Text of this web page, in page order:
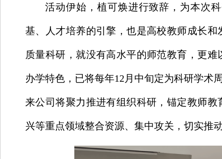
活动伊始，植可焕进行致辞，为本次
基、人才培养的引擎，也是高校教师成长
质量科研，就没有高水平的师范教育，更
办学特色，已将每年12月中旬定为科研学术
来公司将聚力推进有组织科研，锚定教师
兴等重点领域整合资源、集中攻关，切实推